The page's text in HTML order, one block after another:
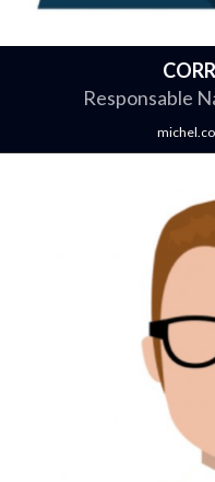
Responsable